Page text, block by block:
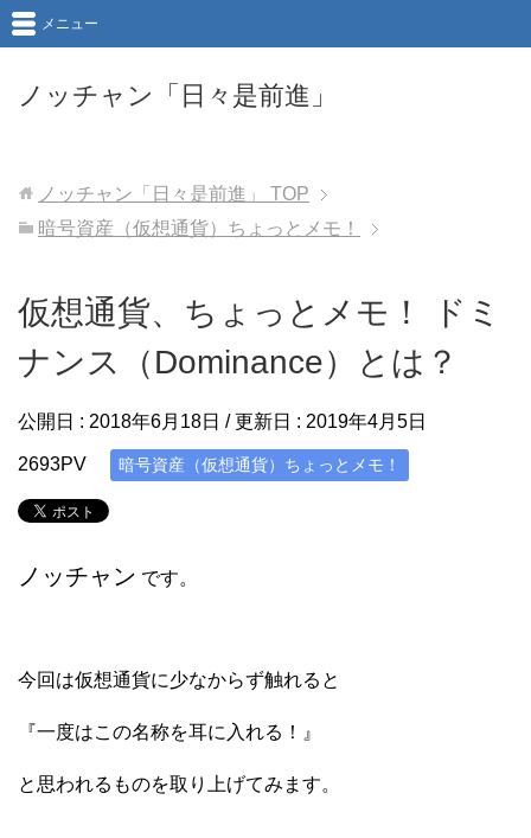
ノッチャン「日々是前進」
メニュー
ノッチャン「日々是前進」
TOP
暗号資産（仮想通貨）ちょっとメモ！
仮想通貨、ちょっとメモ！ ドミ
ナンス（Dominance）とは？
公開日 : 2018年6月18日 / 更新日 : 2019年4月5日
2693PV 暗号資産（仮想通貨）ちょっとメモ！
ノッチャン です。
今回は仮想通貨に少なからず触れると
『一度はこの名称を耳に入れる！』
と思われるものを取り上げてみます。